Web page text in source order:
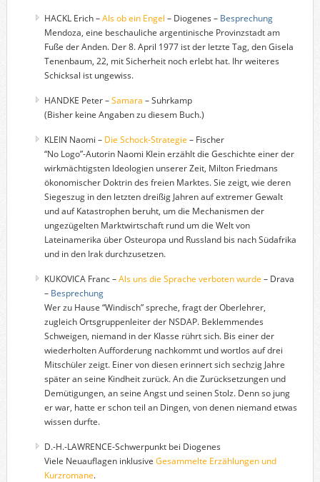
HACKL Erich –Als ob ein Engel – Diogenes – Besprechung
Mendoza, eine beschauliche argentinische Provinzstadt am
Fuße der Anden. Der 8. April 1977 ist der letzte Tag, den Gisela
Tenenbaum, 22, mit Sicherheit noch erlebt hat. Ihr weiteres
Schicksal ist ungewiss.
HANDKE Peter –Samara – Suhrkamp
(Bisher keine Angaben zu diesem Buch.)
KLEIN Naomi – Die Schock-Strategie – Fischer
“No Logo”-Autorin Naomi Klein erzählt die Geschichte einer der
wirkmächtigsten Ideologien unserer Zeit, Milton Friedmans
ökonomischer Doktrin des freien Marktes. Sie zeigt, wie deren
Siegeszug in den letzten dreißig Jahren auf extremer Gewalt
und auf Katastrophen beruht, um die Mechanismen der
ungezügelten Marktwirtschaft rund um die Welt von
Lateinamerika über Osteuropa und Russland bis nach Südafrika
und in den Irak durchzusetzen.
KUKOVICA Franc –Als uns die Sprache verboten wurde – Drava
– Besprechung
Wer zu Hause “Windisch” spreche, fragt der Oberlehrer,
zugleich Ortsgruppenleiter der NSDAP. Beklemmendes
Schweigen, niemand in der Klasse rührt sich. Bis einer der
wiederholten Aufforderung nachkommt und wortlos auf drei
Mitschüler zeigt. Einer von diesen erinnert sich sechzig Jahre
später an seine Kindheit zurück. An die Zurücksetzungen und
Demütigungen, an seine Angst und seinen Stolz. Denn so jung
er war, hatte er schon teil an Dingen, von denen niemand etwas
wissen durfte.
D.-H.-LAWRENCE-Schwerpunkt bei Diogenes
Viele Neuauflagen inklusive Gesammelte Erzählungen und
Kurzromane.